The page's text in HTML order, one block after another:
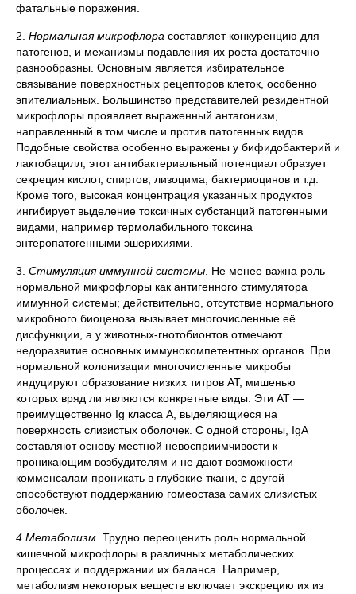
фатальные поражения.
2. Нормальная микрофлора составляет конкуренцию для
патогенов, и механизмы подавления их роста достаточно
разнообразны. Основным является избирательное
связывание поверхностных рецепторов клеток, особенно
эпителиальных. Большинство представителей резидентной
микрофлоры проявляет выраженный антагонизм,
направленный в том числе и против патогенных видов.
Подобные свойства особенно выражены у бифидобактерий и
лактобацилл; этот антибактериальный потенциал образует
секреция кислот, спиртов, лизоцима, бактериоцинов и т.д.
Кроме того, высокая концентрация указанных продуктов
ингибирует выделение токсичных субстанций патогенными
видами, например термолабильного токсина
энтеропатогенными эшерихиями.
3. Стимуляция иммунной системы . Не менее важна роль
нормальной микрофлоры как антигенного стимулятора
иммунной системы; действительно, отсутствие нормального
микробного биоценоза вызывает многочисленные её
дисфункции, а у животных-гнотобионтов отмечают
недоразвитие основных иммунокомпетентных органов. При
нормальной колонизации многочисленные микробы
индуцируют образование низких титров AT, мишенью
которых вряд ли являются конкретные виды. Эти AT —
преимущественно Ig класса А, выделяющиеся на
поверхность слизистых оболочек. С одной стороны, IgA
составляют основу местной невосприимчивости к
проникающим возбудителям и не дают возможности
комменсалам проникать в глубокие ткани, с другой —
способствуют поддержанию гомеостаза самих слизистых
оболочек.
4.Метаболизм. Трудно переоценить роль нормальной
кишечной микрофлоры в различных метаболических
процессах и поддержании их баланса. Например,
метаболизм некоторых веществ включает экскрецию их из